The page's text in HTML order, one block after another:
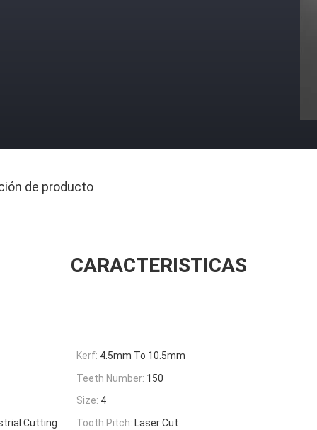
de producto
CARACTERISTICAS
Kerf: 4.5mm To 10.5mm
Teeth Number: 150
Size: 4
Cutting
Tooth Pitch: Laser Cut